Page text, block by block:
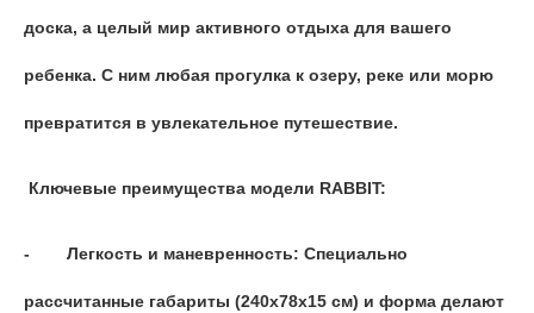
доска, а целый мир активного отдыха для вашего
ребенка. С ним любая прогулка к озеру, реке или морю
превратится в увлекательное путешествие.
Ключевые преимущества модели RABBIT:
- Легкость и маневренность: Специально
рассчитанные габариты (240х78х15 см) и форма делают